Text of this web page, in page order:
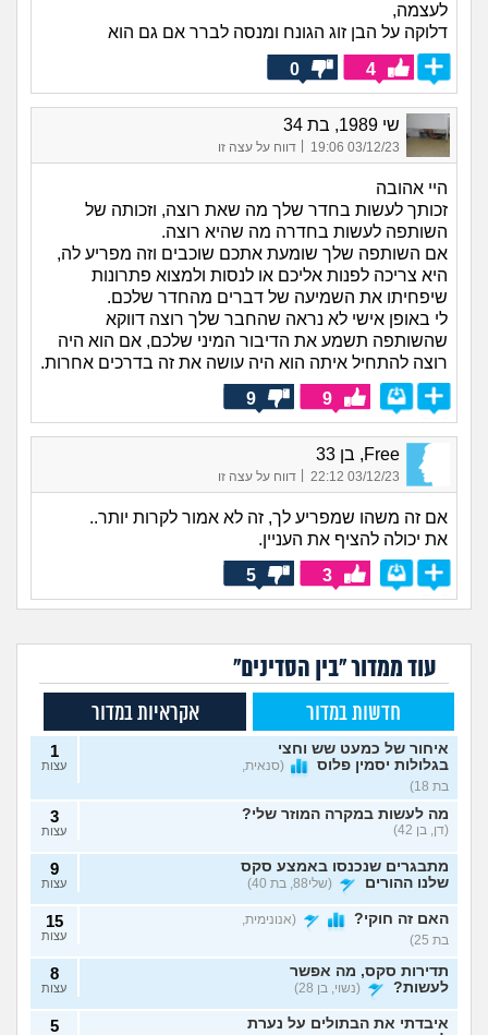
לעצמה,
דלוקה על הבן זוג הגונח ומנסה לברר אם גם הוא
4
0
שי 1989, בת 34
03/12/23 19:06
| דווח על עצה זו
היי אהובה
זכותך לעשות בחדר שלך מה שאת רוצה, וזכותה של
השותפה לעשות בחדרה מה שהיא רוצה.
אם השותפה שלך שומעת אתכם שוכבים וזה מפריע לה,
היא צריכה לפנות אליכם או לנסות ולמצוא פתרונות
שיפחיתו את השמיעה של דברים מהחדר שלכם.
לי באופן אישי לא נראה שהחבר שלך רוצה דווקא
שהשותפה תשמע את הדיבור המיני שלכם, אם הוא היה
רוצה להתחיל איתה הוא היה עושה את זה בדרכים אחרות.
9
9
Free, בן 33
03/12/23 22:12
| דווח על עצה זו
אם זה משהו שמפריע לך, זה לא אמור לקרות יותר..
את יכולה להציף את העניין.
3
5
עוד ממדור "בין הסדינים"
חדשות במדור אקראיות במדור
איחור של כמעט שש וחצי
בגלולות יסמין פלוס
(סנאית,
בת 18)
1
עצות
מה לעשות במקרה המוזר שלי?
(דן, בן 42)
3
עצות
מתבגרים שנכנסו באמצע סקס
שלנו ההורים
(שלי88, בת 40)
9
עצות
האם זה חוקי?
(אנונימית,
בת 25)
15
עצות
תדירות סקס, מה אפשר
לעשות?
(נשוי, בן 28)
8
עצות
איבדתי את הבתולים על נערת
5